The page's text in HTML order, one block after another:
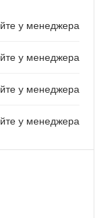
у менеджера
у менеджера
у менеджера
у менеджера